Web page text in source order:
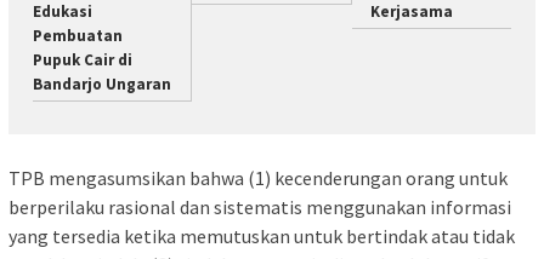
Edukasi
Pembuatan
Pupuk Cair di
Bandarjo Ungaran
Kerjasama
TPB mengasumsikan bahwa (1) kecenderungan orang untuk
berperilaku rasional dan sistematis menggunakan informasi
yang tersedia ketika memutuskan untuk bertindak atau tidak